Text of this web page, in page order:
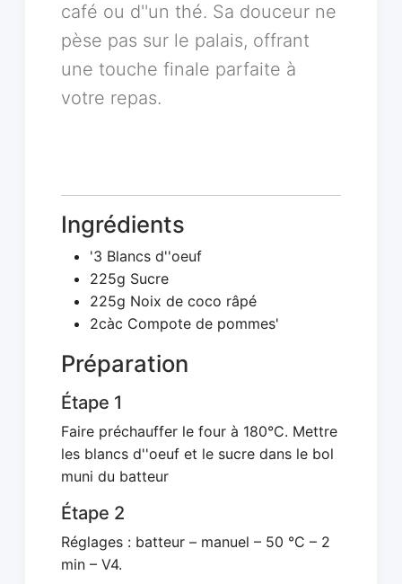
café ou d''un thé. Sa douceur ne
pèse pas sur le palais, offrant
une touche finale parfaite à
votre repas.
Ingrédients
'3 Blancs d''oeuf
225g Sucre
225g Noix de coco râpé
2càc Compote de pommes'
Préparation
Étape 1
Faire préchauffer le four à 180°C. Mettre
les blancs d''oeuf et le sucre dans le bol
muni du batteur
Étape 2
Réglages : batteur – manuel – 50 °C – 2
min – V4.